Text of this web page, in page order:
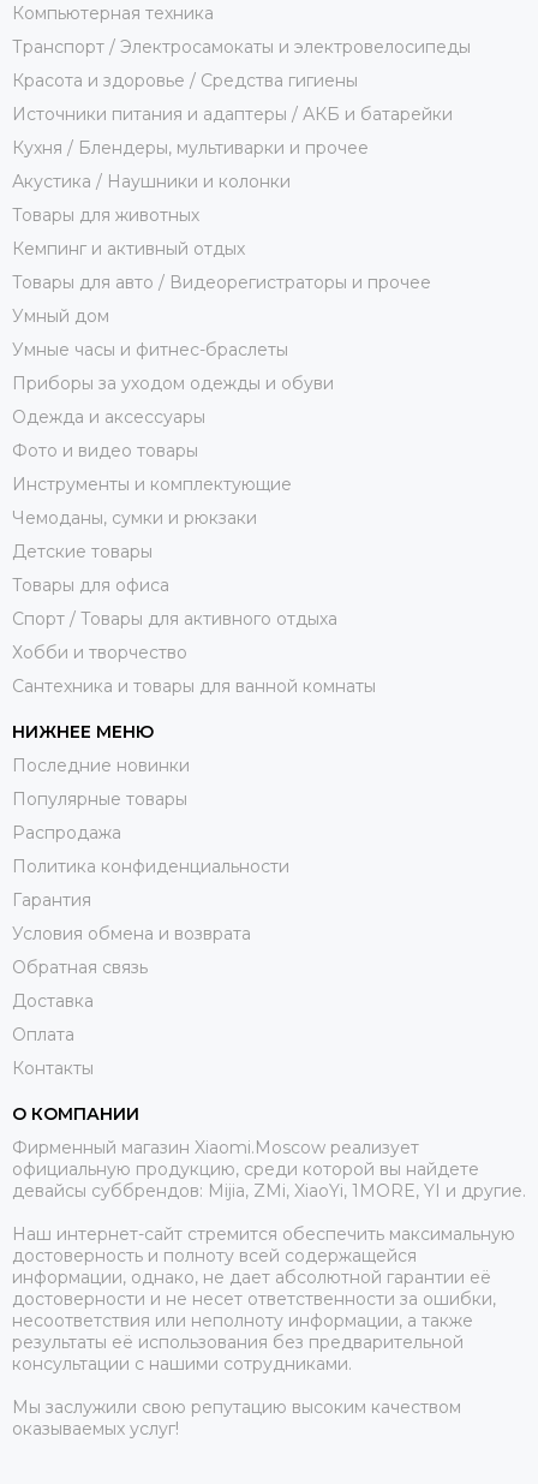
Компьютерная техника
Транспорт / Электросамокаты и электровелосипеды
Красота и здоровье / Средства гигиены
Источники питания и адаптеры / АКБ и батарейки
Кухня / Блендеры, мультиварки и прочее
Акустика / Наушники и колонки
Товары для животных
Кемпинг и активный отдых
Товары для авто / Видеорегистраторы и прочее
Умный дом
Умные часы и фитнес-браслеты
Приборы за уходом одежды и обуви
Одежда и аксессуары
Фото и видео товары
Инструменты и комплектующие
Чемоданы, сумки и рюкзаки
Детские товары
Товары для офиса
Спорт / Товары для активного отдыха
Хобби и творчество
Сантехника и товары для ванной комнаты
НИЖНЕЕ МЕНЮ
Последние новинки
Популярные товары
Распродажа
Политика конфиденциальности
Гарантия
Условия обмена и возврата
Обратная связь
Доставка
Оплата
Контакты
О КОМПАНИИ
Фирменный магазин Xiaomi.Moscow реализует
официальную продукцию, среди которой вы найдете
девайсы суббрендов: Mijia, ZMi, XiaoYi, 1MORE, YI и другие.
Наш интернет-сайт стремится обеспечить максимальную
достоверность и полноту всей содержащейся
информации, однако, не дает абсолютной гарантии её
достоверности и не несет ответственности за ошибки,
несоответствия или неполноту информации, а также
результаты её использования без предварительной
консультации с нашими сотрудниками.
Мы заслужили свою репутацию высоким качеством
оказываемых услуг!